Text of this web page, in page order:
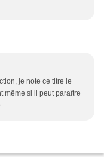
je note ce titre le
même si il peut paraître